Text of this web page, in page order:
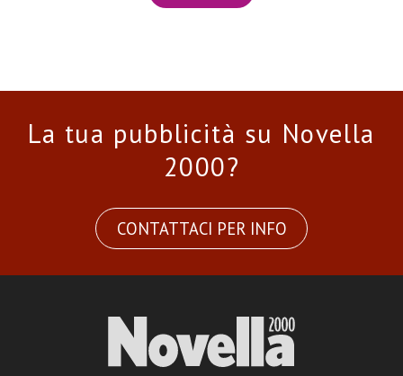
La tua pubblicità su Novella
2000?
CONTATTACI PER INFO